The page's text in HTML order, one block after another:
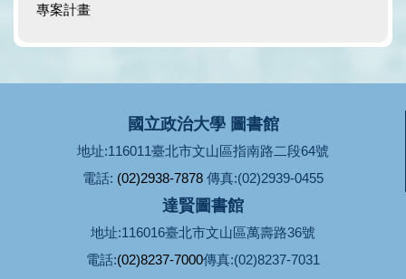
專案計畫
國立政治大學 圖書館
地址:116011臺北市文山區指南路二段64號
電話: (02)2938-7878 傳真:(02)2939-0455
達賢圖書館
地址:116016臺北市文山區萬壽路36號
電話:(02)8237-7000傳真:(02)8237-7031